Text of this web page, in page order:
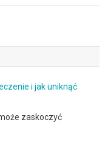
i jak uniknąć
zaskoczyć